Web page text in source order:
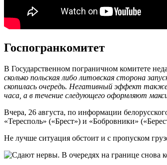
Госпогранкомитет
В Государственном пограничном комитете
сколько польская либо литовская сторона
скопилась очередь. Негативный эффект
часа, а в течение следующего оформляют
Вчера, 26 августа, по информации
«Тересполь» («Брест») и «Бобровники»
Не лучше ситуация обстоит и с пропуском